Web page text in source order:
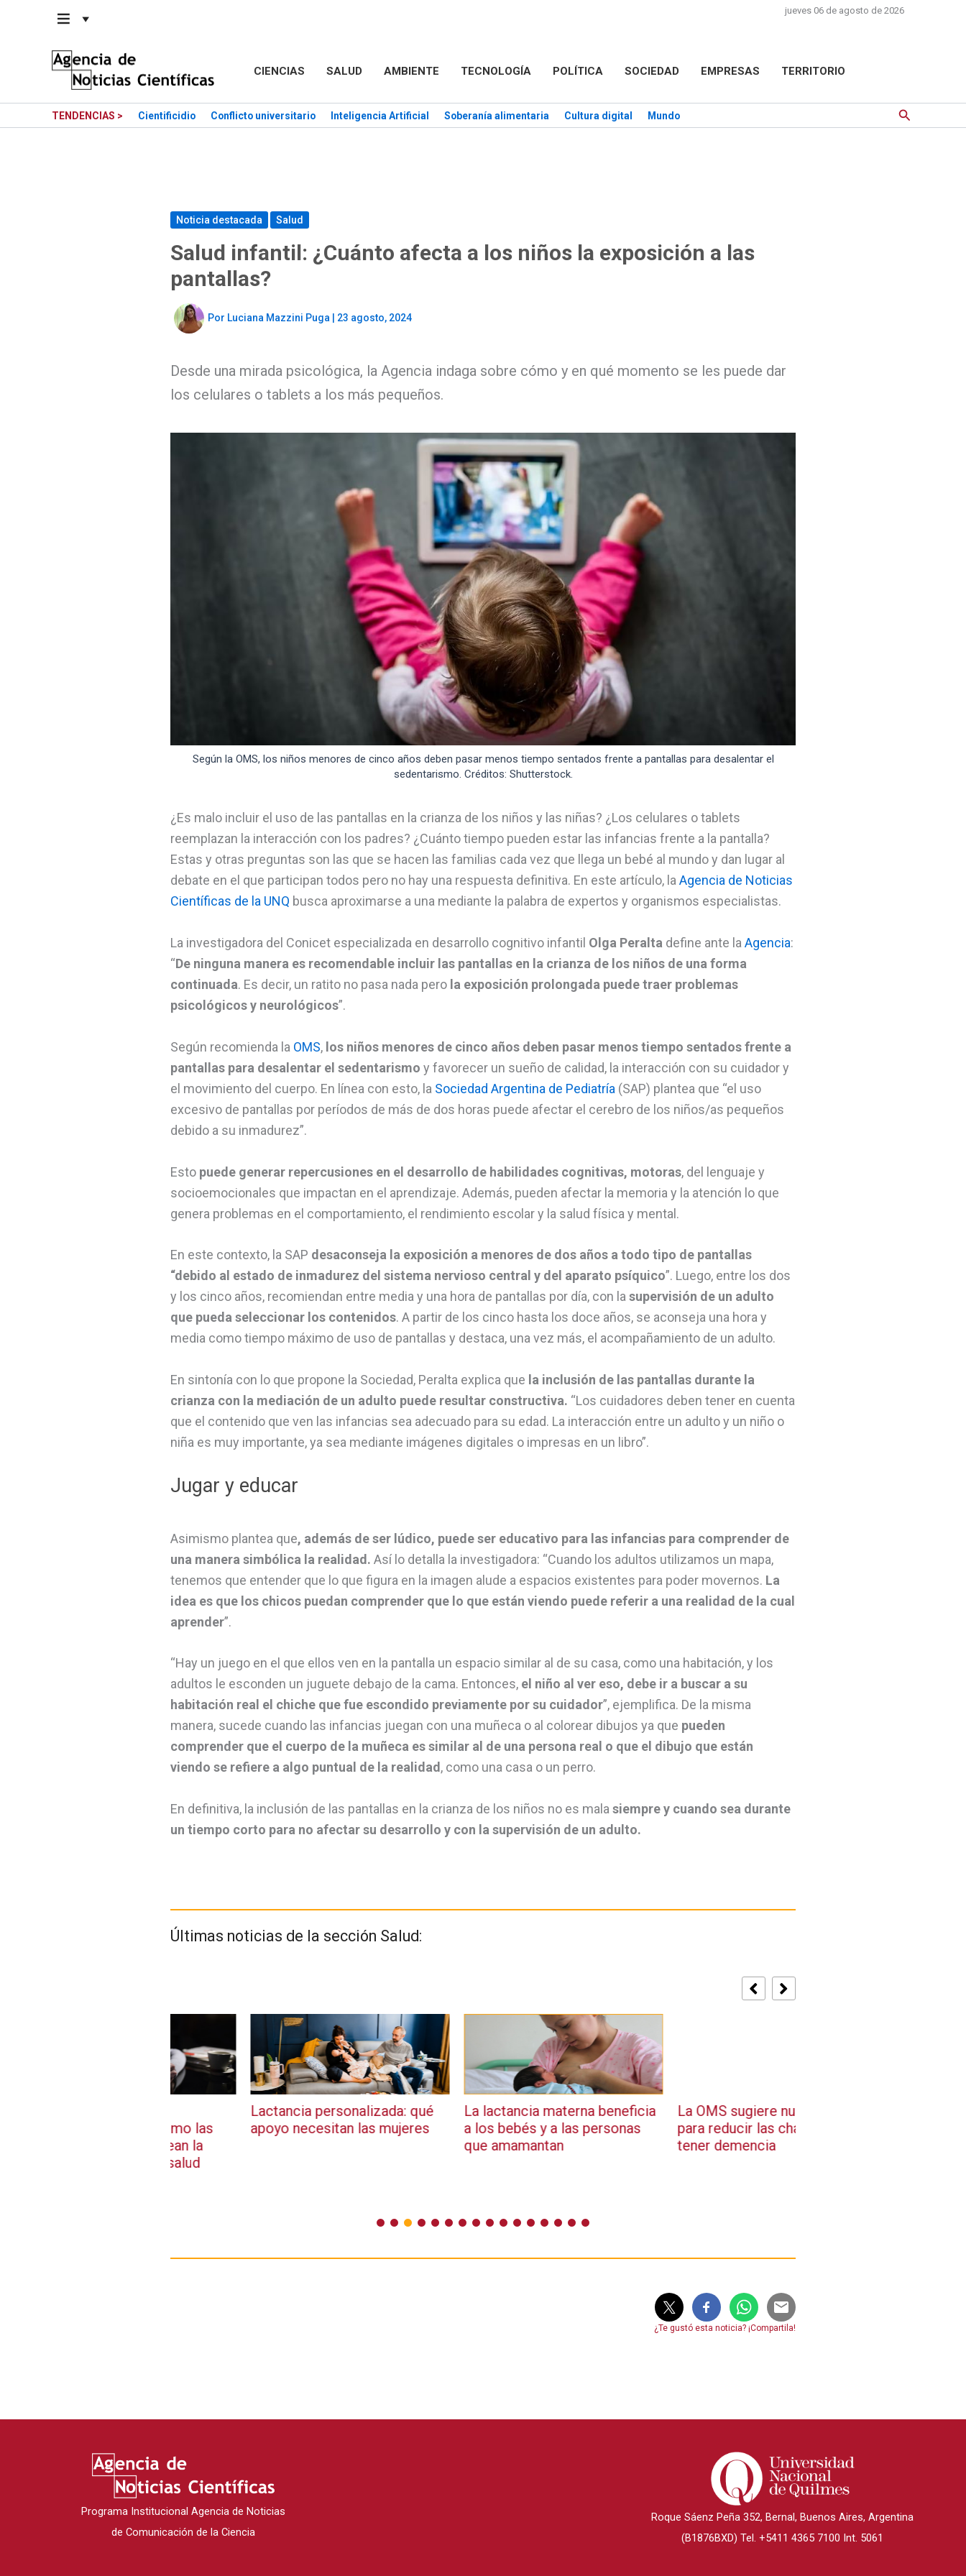
contenido
jueves 06 de agosto de 2026
CIENCIAS SALUD AMBIENTE TECNOLOGÍA POLÍTICA SOCIEDAD EMPRESAS TERRITORIO
TENDENCIAS > Cientificidio Conflicto universitario Inteligencia Artificial Soberanía alimentaria Cultura digital Mundo Buscar
Noticia destacada Salud
Salud infantil: ¿Cuánto afecta a los niños la exposición a las
pantallas?
Por Luciana Mazzini Puga 23 agosto, 2024
Desde una mirada psicológica, la Agencia indaga sobre cómo y en qué momento se les puede dar
los celulares o tablets a los más pequeños.
Según la OMS, los niños menores de cinco años deben pasar menos tiempo sentados frente a pantallas para desalentar el
sedentarismo. Créditos: Shutterstock.
¿Es malo incluir el uso de las pantallas en la crianza de los niños y las niñas? ¿Los celulares o tablets
reemplazan la interacción con los padres? ¿Cuánto tiempo pueden estar las infancias frente a la pantalla?
Estas y otras preguntas son las que se hacen las familias cada vez que llega un bebé al mundo y dan lugar al
debate en el que participan todos pero no hay una respuesta definitiva. En este artículo, laAgencia de Noticias
Científicas de la UNQ busca aproximarse a una mediante la palabra de expertos y organismos especialistas.
La investigadora del Conicet especializada en desarrollo cognitivo infantil Olga Peralta define ante la Agencia:
“De ninguna manera es recomendable incluir las pantallas en la crianza de los niños de una forma
continuada. Es decir, un ratito no pasa nada pero la exposición prolongada puede traer problemas
psicológicos y neurológicos”.
Según recomienda la OMS, los niños menores de cinco años deben pasar menos tiempo sentados frente a
pantallas para desalentar el sedentarismo y favorecer un sueño de calidad, la interacción con su cuidador y
el movimiento del cuerpo. En línea con esto, la Sociedad Argentina de Pediatría (SAP) plantea que “el uso
excesivo de pantallas por períodos de más de dos horas puede afectar el cerebro de los niños/as pequeños
debido a su inmadurez”.
Esto puede generar repercusiones en el desarrollo de habilidades cognitivas, motoras, del lenguaje y
socioemocionales que impactan en el aprendizaje. Además, pueden afectar la memoria y la atención lo que
genera problemas en el comportamiento, el rendimiento escolar y la salud física y mental.
En este contexto, la SAP desaconseja la exposición a menores de dos años a todo tipo de pantallas
“debido al estado de inmadurez del sistema nervioso central y del aparato psíquico”. Luego, entre los dos
y los cinco años, recomiendan entre media y una hora de pantallas por día, con lasupervisión de un adulto
que pueda seleccionar los contenidos. A partir de los cinco hasta los doce años, se aconseja una hora y
media como tiempo máximo de uso de pantallas y destaca, una vez más, el acompañamiento de un adulto.
En sintonía con lo que propone la Sociedad, Peralta explica que la inclusión de las pantallas durante la
crianza con la mediación de un adulto puede resultar constructiva. “Los cuidadores deben tener en cuenta
que el contenido que ven las infancias sea adecuado para su edad. La interacción entre un adulto y un niño o
niña es muy importante, ya sea mediante imágenes digitales o impresas en un libro”.
Jugar y educar
Asimismo plantea que, además de ser lúdico, puede ser educativo para las infancias para comprender de
una manera simbólica la realidad. Así lo detalla la investigadora: “Cuando los adultos utilizamos un mapa,
tenemos que entender que lo que figura en la imagen alude a espacios existentes para poder movernos. La
idea es que los chicos puedan comprender que lo que están viendo puede referir a una realidad de la cual
aprender”.
“Hay un juego en el que ellos ven en la pantalla un espacio similar al de su casa, como una habitación, y los
adultos le esconden un juguete debajo de la cama. Entonces, el niño al ver eso, debe ir a buscar a su
habitación real el chiche que fue escondido previamente por su cuidador”, ejemplifica. De la misma
manera, sucede cuando las infancias juegan con una muñeca o al colorear dibujos ya que pueden
comprender que el cuerpo de la muñeca es similar al de una persona real o que el dibujo que están
viendo se refiere a algo puntual de la realidad, como una casa o un perro.
En definitiva, la inclusión de las pantallas en la crianza de los niños no es mala siempre y cuando sea durante
un tiempo corto para no afectar su desarrollo y con la supervisión de un adulto.
Últimas noticias de la sección Salud:
Lactancia personalizada: qué
apoyo necesitan las mujeres
La lactancia materna beneficia
a los bebés y a las personas
que amamantan
La OMS sugiere nuevas pautas
para reducir las chances de
tener demencia
¿Te gustó esta noticia? ¡Compartila!
Programa Institucional Agencia de Noticias
de Comunicación de la Ciencia
Roque Sáenz Peña 352, Bernal, Buenos Aires, Argentina
(B1876BXD) Tel. +5411 4365 7100 Int. 5061